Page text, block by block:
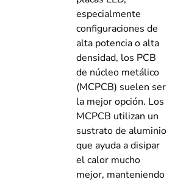
especialmente
configuraciones de
alta potencia o alta
densidad, los PCB
de núcleo metálico
(MCPCB) suelen ser
la mejor opción. Los
MCPCB utilizan un
sustrato de aluminio
que ayuda a disipar
el calor mucho
mejor, manteniendo